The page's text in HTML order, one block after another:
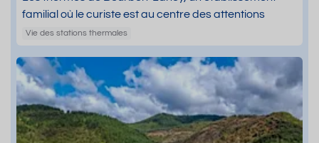
familial où le curiste est au centre des attentions
Vie des stations thermales